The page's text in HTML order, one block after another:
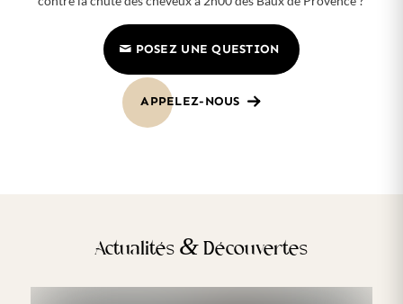
POSEZ UNE QUESTION
APPELEZ-NOUS
Actualités & Découvertes